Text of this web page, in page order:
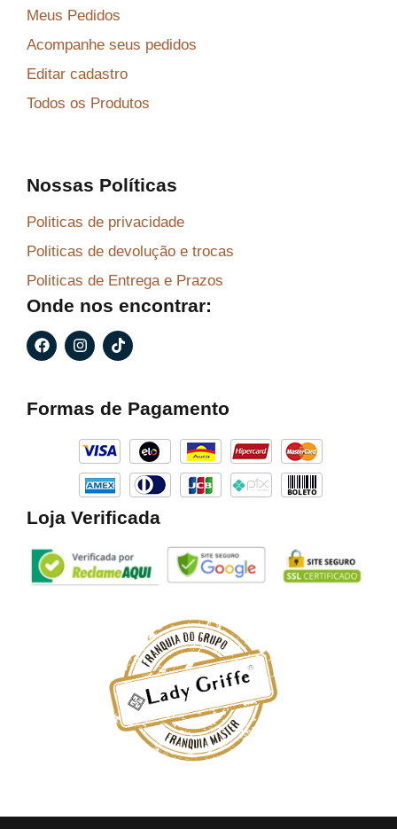
Meus Pedidos
Acompanhe seus pedidos
Editar cadastro
Todos os Produtos
Nossas Políticas
Politicas de privacidade
Politicas de devolução e trocas
Politicas de Entrega e Prazos
Onde nos encontrar:
F
a
c
o
I
n
s
g
a
m
T
i
k
k
Formas de Pagamento
Loja Verificada